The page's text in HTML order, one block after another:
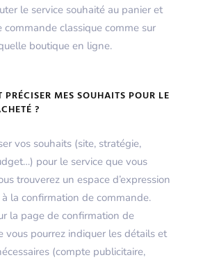
le service souhaité au panier et
commande classique comme sur
boutique en ligne.
MES SOUHAITS POUR LE
?
vos souhaits (site, stratégie,
pour le service que vous
trouverez un espace d’expression
la confirmation de commande.
la page de confirmation de
vous pourrez indiquer les détails et
(compte publicitaire,